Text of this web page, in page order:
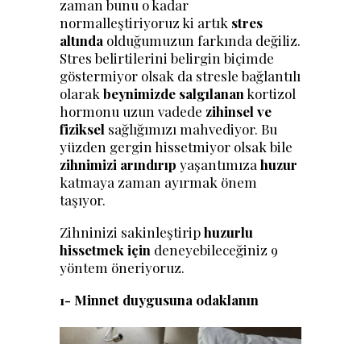
zaman bunu o kadar
normalleştiriyoruz ki artık stres
altında olduğumuzun farkında değiliz.
Stres belirtilerini belirgin biçimde
göstermiyor olsak da stresle bağlantılı
olarakbeynimizde salgılanankortizol
hormonu uzun vadede zihinsel ve
fiziksel sağlığımızı mahvediyor. Bu
yüzden gergin hissetmiyor olsak bile
zihnimizi arındırıp yaşantımızahuzur
katmaya zaman ayırmak önem
taşıyor.
Zihninizi sakinleştiriphuzurlu
hissetmek için deneyebileceğiniz 9
yöntem öneriyoruz.
1- Minnet duygusuna odaklanın